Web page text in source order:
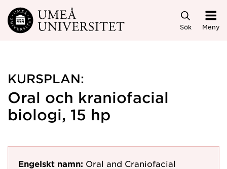
Hoppa direkt till innehållet
Sök Meny
KURSPLAN:
Oral och kraniofacial
biologi, 15 hp
Engelskt namn: Oral and Craniofacial